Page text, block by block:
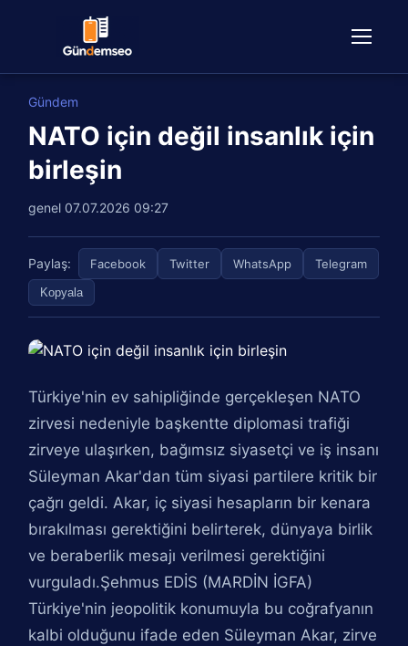
Gündem
NATO için değil insanlık için
birleşin
genel 07.07.2026 09:27
Paylaş: Facebook Twitter WhatsApp Telegram
Kopyala
Türkiye'nin ev sahipliğinde gerçekleşen NATO
zirvesi nedeniyle başkentte diplomasi trafiği
zirveye ulaşırken, bağımsız siyasetçi ve iş insanı
Süleyman Akar'dan tüm siyasi partilere kritik bir
çağrı geldi. Akar, iç siyasi hesapların bir kenara
bırakılması gerektiğini belirterek, dünyaya birlik
ve beraberlik mesajı verilmesi gerektiğini
vurguladı.Şehmus EDİS (MARDİN İGFA)
Türkiye'nin jeopolitik konumuyla bu coğrafyanın
kalbi olduğunu ifade eden Süleyman Akar, zirve